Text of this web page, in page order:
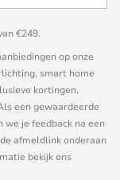
€249.
op onze
smart home
kortingen,
een gewaardeerde
we je feedback na een
afmeldlink onderaan
bekijk ons